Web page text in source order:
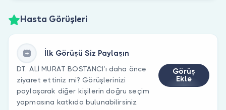
Hasta Görüşleri
İlk Görüşü Siz Paylaşın
DT. ALİ MURAT BOSTANCI’ı daha önce
ziyaret ettiniz mi? Görüşlerinizi
paylaşarak diğer kişilerin doğru seçim
yapmasına katkıda bulunabilirsiniz.
Görüş
Ekle